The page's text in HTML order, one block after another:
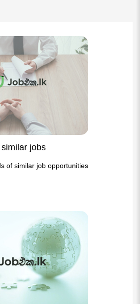
jobs
of similar job opportunities